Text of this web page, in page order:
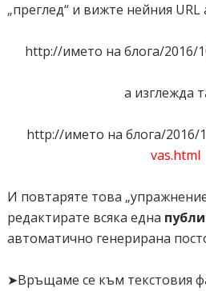
„преглед“ и вижте нейния URL
http://името на блога/2016/
а изглежда
http://името на блога/2016/
vas.html
И повтаряте това
редактирате всяка една
автоматично генерирана
➤Връщаме се към текстовия